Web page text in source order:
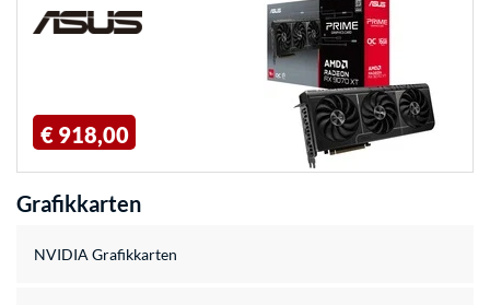
€ 918,00
Grafikkarten
NVIDIA Grafikkarten